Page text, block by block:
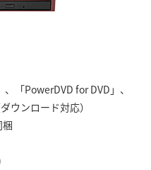
「PowerDVD for DVD」、
ウンロード対応）